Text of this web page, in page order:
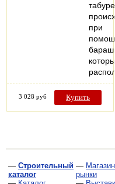
при
помощи
который
3 028 руб Купить
— Строительный
каталог
—
рынки